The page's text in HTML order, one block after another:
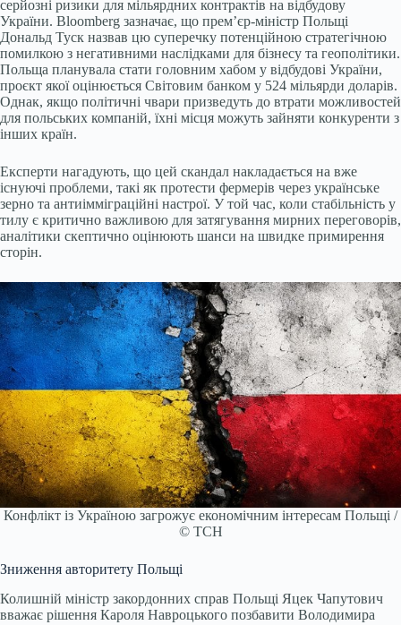
серйозні ризики для мільярдних контрактів на відбудову
України. Bloomberg зазначає, що прем’єр-міністр Польщі
Дональд Туск назвав цю суперечку потенційною стратегічною
помилкою з негативними наслідками для бізнесу та геополітики.
Польща планувала стати головним хабом у відбудові України,
проєкт якої оцінюється Світовим банком у 524 мільярди доларів.
Однак, якщо політичні чвари призведуть до втрати можливостей
для польських компаній, їхні місця можуть зайняти конкуренти з
інших країн.
Експерти нагадують, що цей скандал накладається на вже
існуючі проблеми, такі як протести фермерів через українське
зерно та антиімміграційні настрої. У той час, коли стабільність у
тилу є критично важливою для затягування мирних переговорів,
аналітики скептично оцінюють шанси на швидке примирення
сторін.
Конфлікт із Україною загрожує економічним інтересам Польщі /
© ТСН
Зниження авторитету Польщі
Колишній міністр закордонних справ Польщі Яцек Чапутович
вважає рішення Кароля Навроцького позбавити Володимира